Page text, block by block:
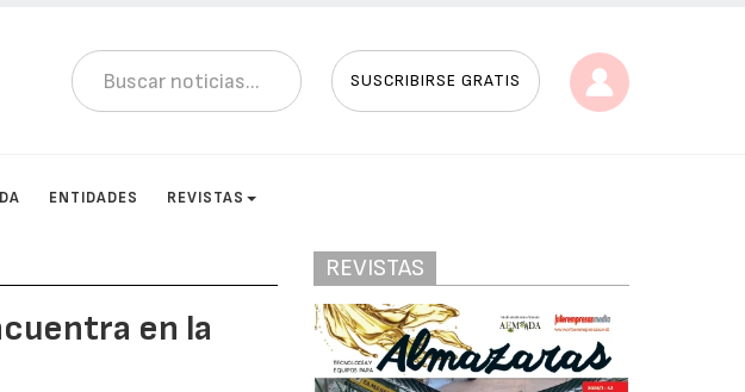
SUSCRIBIRSE GRATIS
ENTIDADES REVISTAS
en la
REVISTAS